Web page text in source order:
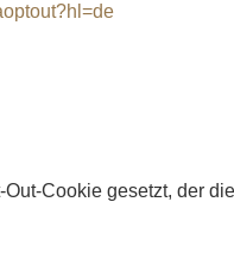
Cookie gesetzt, der